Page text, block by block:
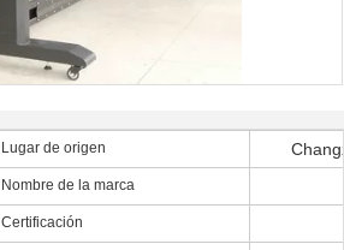
Lugar de origen
Nombre de la marca
Certificación